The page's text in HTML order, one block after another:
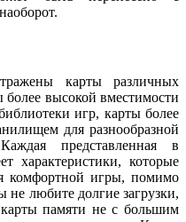
карты различных
высокой вместимости
игр, карты более
для разнообразной
представленная в
характеристики, которые
комфортной игры, помимо
любите долгие загрузки,
памяти не с большим